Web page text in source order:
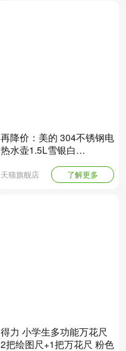
再降价：美的 304不锈钢电
热水壶1.5L雪银白
天猫旗舰店 了解更多
得力 小学生多功能万花尺
2把绘图尺+1把万花尺 粉色